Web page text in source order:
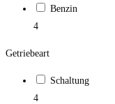
Benzin
4
Getriebeart
Schaltung
4